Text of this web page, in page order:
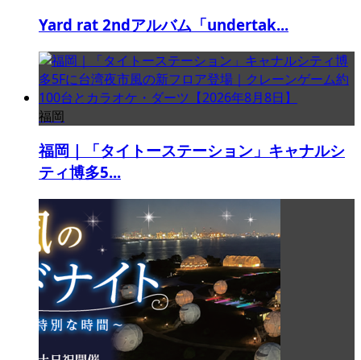
Yard rat 2ndアルバム「undertak...
福岡
福岡｜「タイトーステーション」キャナルシ
ティ博多5...